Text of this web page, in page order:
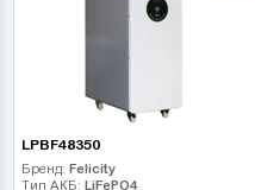
LPBF48350
Бренд: Felicity
Тип АКБ: LiFePO4